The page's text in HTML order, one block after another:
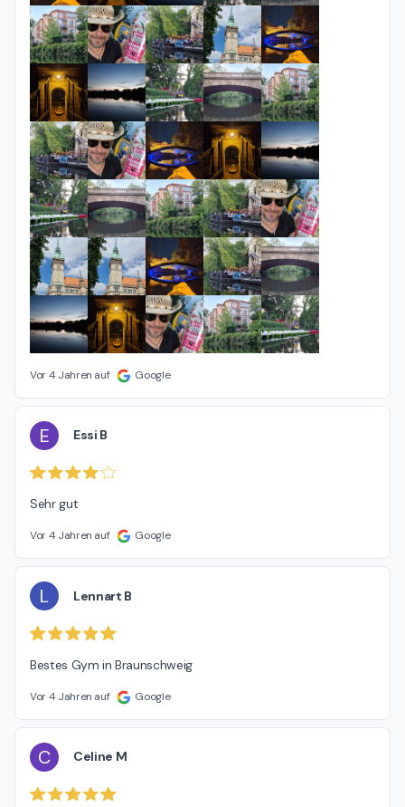
Vor 4 Jahren auf Google
E Essi B
Sehr gut
Vor 4 Jahren auf Google
L Lennart B
Bestes Gym in Braunschweig
Vor 4 Jahren auf Google
C Celine M